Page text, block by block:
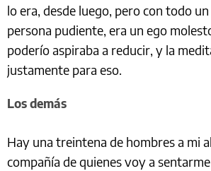
lo era, desde luego, pero con todo
persona pudiente, era un ego
poderío aspiraba a reducir, y la
justamente para eso.
Los demás
Hay una treintena de hombres a mi
compañía de quienes voy a